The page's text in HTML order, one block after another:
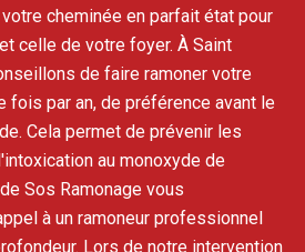
cheminée en parfait état pour
celle de votre foyer. À Saint
de faire ramoner votre
fois par an, de préférence avant le
Cela permet de prévenir les
au monoxyde de
Sos Ramonage vous
à un ramoneur professionnel
Lors de notre intervention